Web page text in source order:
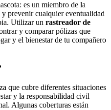
es un miembro de la
prevenir cualquier eventualidad
Utilizar un rastreador de
y comparar pólizas que
y el bienestar de tu compañero
que cubre diferentes situaciones
y la responsabilidad civil
Algunas coberturas están